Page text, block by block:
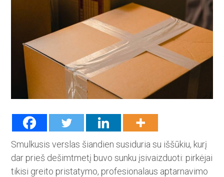
Smulkusis verslas šiandien susiduria su iššūkiu, kurį
dar prieš dešimtmetį buvo sunku įsivaizduoti: pirkėjai
tikisi greito pristatymo, profesionalaus aptarnavimo